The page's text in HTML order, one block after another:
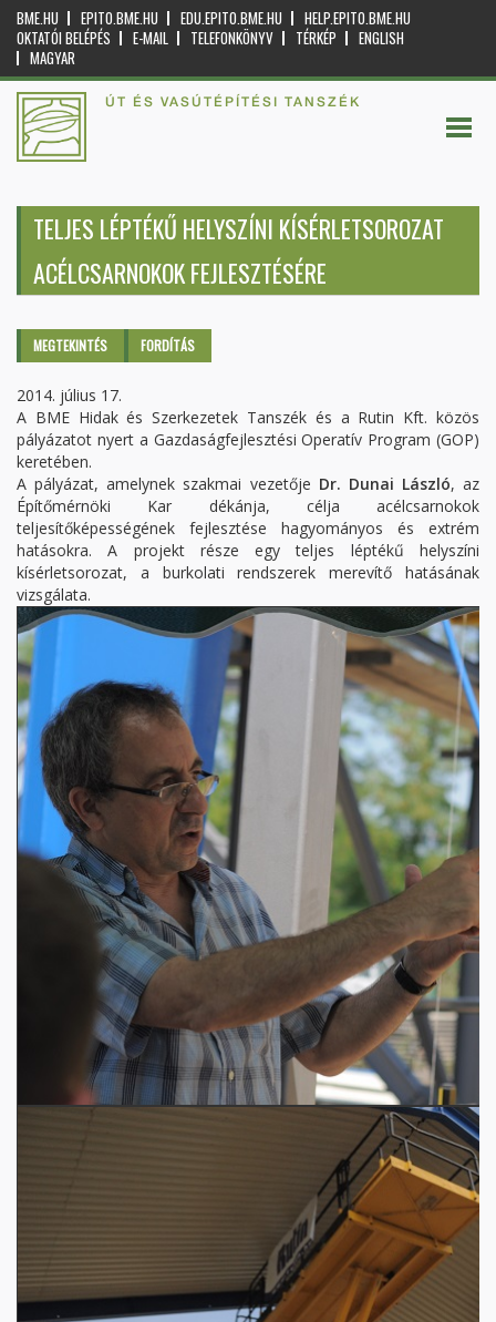
BME.HU EPITO.BME.HU EDU.EPITO.BME.HU
HELP.EPITO.BME.HU
OKTATÓI BELÉPÉS
E-MAIL TELEFONKÖNYV TÉRKÉP
ENGLISH
MAGYAR
ÚT ÉS VASÚTÉPÍTÉSI TANSZÉK
TELJES LÉPTÉKŰ HELYSZÍNI KÍSÉRLETSOROZAT
ACÉLCSARNOKOK FEJLESZTÉSÉRE
Elsődleges fülek
MEGTEKINTÉS (AKTÍVFORDÍTÁS
2014. július 17.
A BME Hidak és Szerkezetek Tanszék és a Rutin Kft. közös
pályázatot nyert a Gazdaságfejlesztési Operatív Program (GOP)
keretében.
A pályázat, amelynek szakmai vezetője Dr. Dunai László, az
Építőmérnöki Kar dékánja, célja acélcsarnokok
teljesítőképességének fejlesztése hagyományos és extrém
hatásokra. A projekt része egy teljes léptékű helyszíni
kísérletsorozat, a burkolati rendszerek merevítő hatásának
vizsgálata.